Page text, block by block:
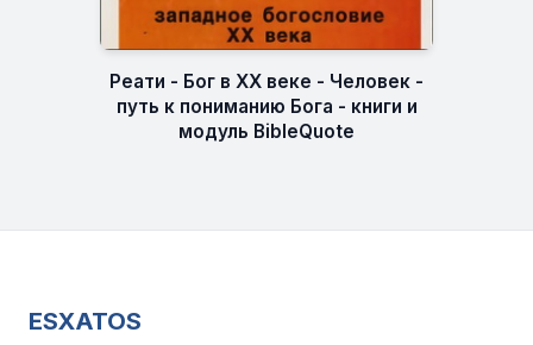
Реати - Бог в XX веке - Человек -
путь к пониманию Бога - книги и
модуль BibleQuote
ESXATOS